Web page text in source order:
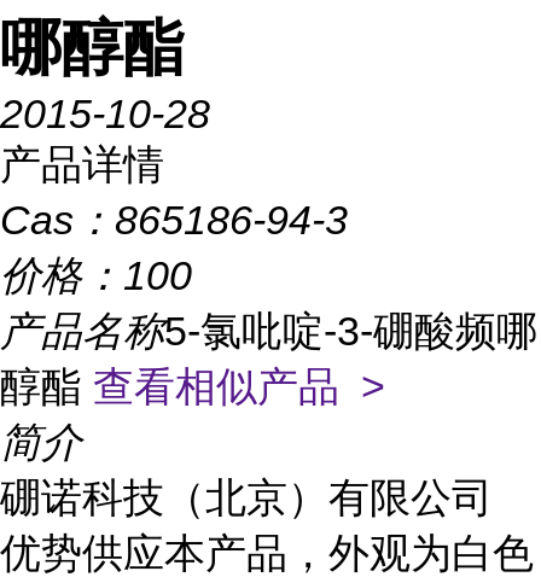
哪醇酯
2015-10-28
产品详情
Cas： 865186-94-3
价格： 100
产品名称5-氯吡啶-3-硼酸频哪
醇酯 查看相似产品 >
简介
硼诺科技（北京）有限公司
优势供应本产品，外观为白色